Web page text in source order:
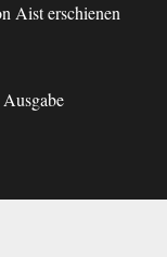
Aist erschienen